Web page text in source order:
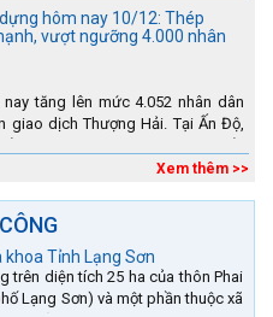
hôm nay 10/12: Thép
vượt ngưỡng 4.000 nhân
tăng lên mức 4.052 nhân dân
giao dịch Thượng Hải. Tại Ấn Độ,
Xem thêm >>
khoa Tỉnh Lạng Sơn
trên diện tích 25 ha của thôn Phai
Lạng Sơn) và một phần thuộc xã